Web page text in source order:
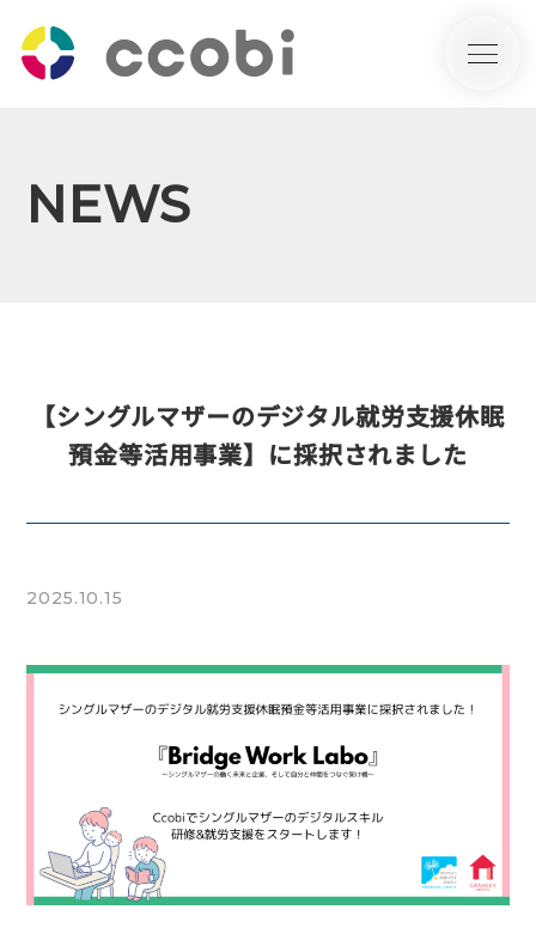
NEWS
【シングルマザーのデジタル就労支援休眠
預金等活用事業】に採択されました
2025.10.15